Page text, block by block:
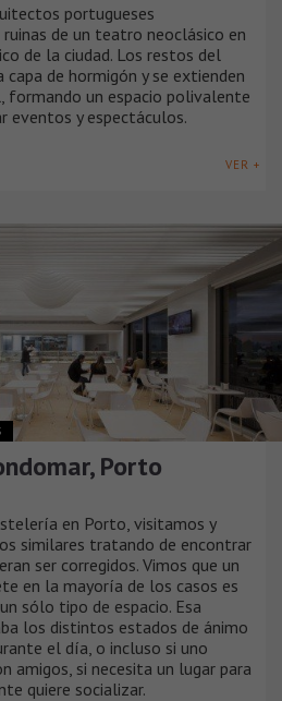
portugueses
de un teatro neoclásico en
de la ciudad. Los restos del
capa de hormigón y se extienden
formando un espacio polivalente
eventos y espectáculos.
VER +
Porto
en Porto, visitamos y
similares tratando de encontrar
ser corregidos. Vimos que un
en la mayoría de los casos es
sólo tipo de espacio. Esa
los distintos estados de ánimo
el día, o incluso si uno
amigos, si necesita un lugar para
quiere socializar.